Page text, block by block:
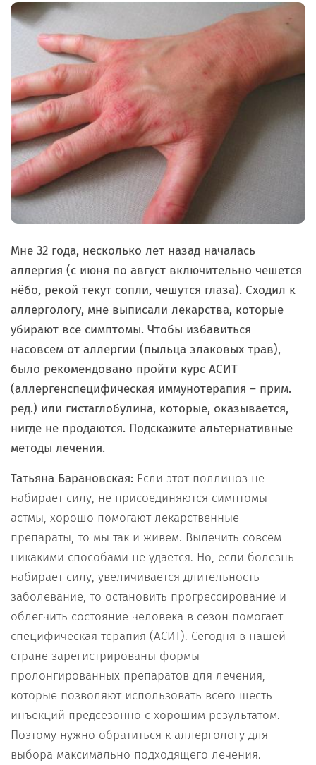
Мне 32 года, несколько лет назад началась
аллергия (с июня по август включительно чешется
нёбо, рекой текут сопли, чешутся глаза). Сходил к
аллергологу, мне выписали лекарства, которые
убирают все симптомы. Чтобы избавиться
насовсем от аллергии (пыльца злаковых трав),
было рекомендовано пройти курс АСИТ
(аллергенспецифическая иммунотерапия – прим.
ред.) или гистаглобулина, которые, оказывается,
нигде не продаются. Подскажите альтернативные
методы лечения.
Татьяна Барановская: Если этот поллиноз не
набирает силу, не присоединяются симптомы
астмы, хорошо помогают лекарственные
препараты, то мы так и живем. Вылечить совсем
никакими способами не удается. Но, если болезнь
набирает силу, увеличивается длительность
заболевание, то остановить прогрессирование и
облегчить состояние человека в сезон помогает
специфическая терапия (АСИТ). Сегодня в нашей
стране зарегистрированы формы
пролонгированных препаратов для лечения,
которые позволяют использовать всего шесть
инъекций предсезонно с хорошим результатом.
Поэтому нужно обратиться к аллергологу для
выбора максимально подходящего лечения.